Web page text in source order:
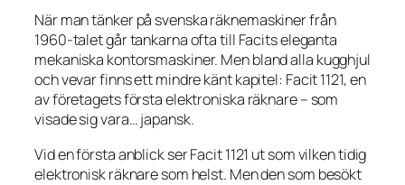
När man tänker på svenska räknemaskiner från
1960-talet går tankarna ofta till Facits eleganta
mekaniska kontorsmaskiner. Men bland alla kugghjul
och vevar finns ett mindre känt kapitel: Facit 1121, en
av företagets första elektroniska räknare – som
visade sig vara… japansk.
Vid en första anblick ser Facit 1121 ut som vilken tidig
elektronisk räknare som helst. Men den som besökt